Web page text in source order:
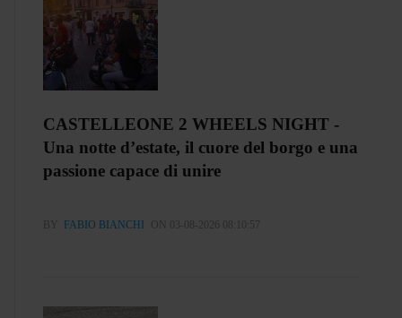
CASTELLEONE 2 WHEELS NIGHT -
Una notte d’estate, il cuore del borgo e una
passione capace di unire
BY FABIO BIANCHI ON 03-08-2026 08:10:57